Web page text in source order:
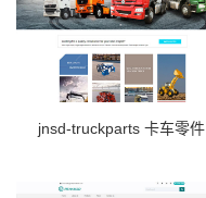
jnsd-truckparts 卡车零件